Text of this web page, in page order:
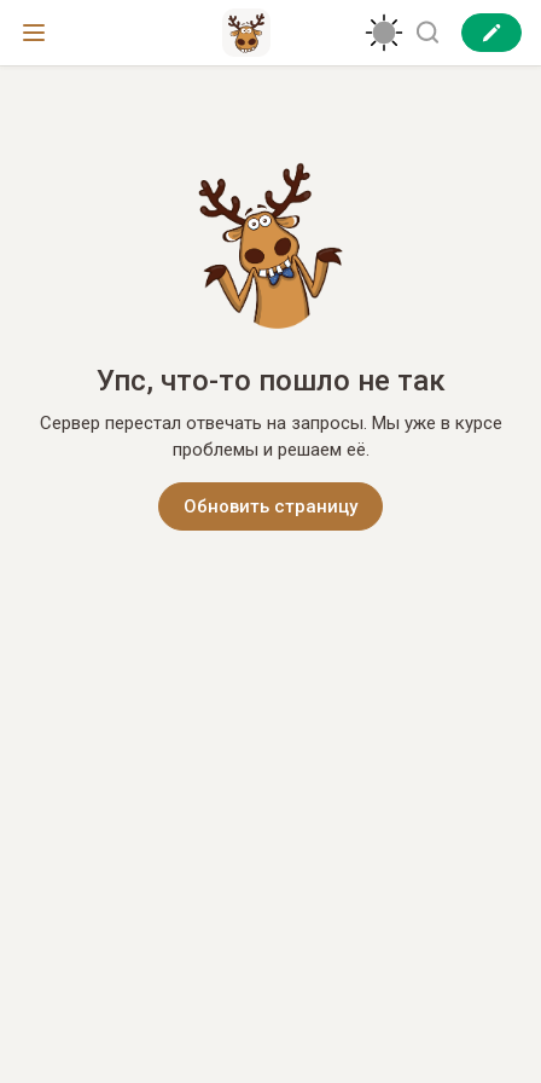
Упс, что-то пошло не так
Сервер перестал отвечать на запросы. Мы уже в курсе
проблемы и решаем её.
Обновить страницу